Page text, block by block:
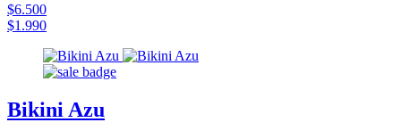
$6.500
$1.990
Bikini Azu